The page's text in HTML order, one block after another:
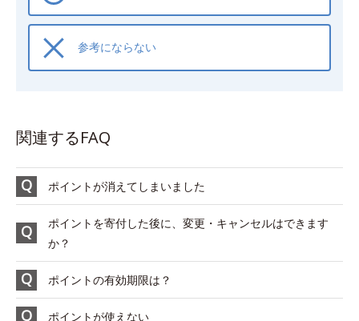
参考にならない
関連するFAQ
ポイントが消えてしまいました
ポイントを寄付した後に、変更・キャンセルはできます
か？
ポイントの有効期限は？
ポイントが使えない